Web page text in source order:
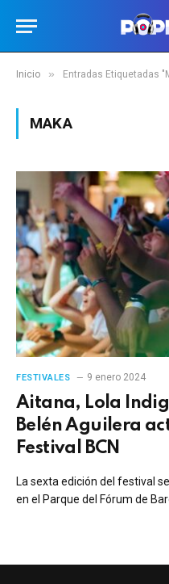
Inicio » Entradas Etiquetadas
MAKA
FESTIVALES 9 enero 2024
Aitana, Lola
Belén Aguilera
Festival BCN
La sexta edición del festival
en el Parque del Fórum de